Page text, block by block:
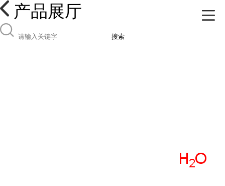
产品展厅
搜索